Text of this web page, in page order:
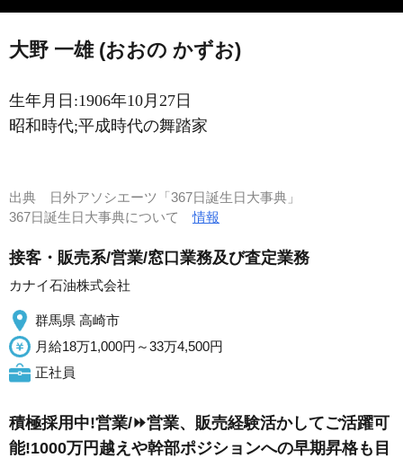
大野 一雄 (おおの かずお)
生年月日:1906年10月27日
昭和時代;平成時代の舞踏家
出典
日外アソシエーツ「367日誕生日大事典」
367日誕生日大事典について情報
接客・販売系/営業/窓口業務及び査定業務
カナイ石油株式会社
群馬県 高崎市
月給18万1,000円～33万4,500円
正社員
積極採用中!営業/⏩️営業、販売経験活かしてご活躍可
能!1000万円越えや幹部ポジションへの早期昇格も目